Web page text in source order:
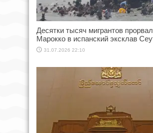
Десятки тысяч мигрантов
Марокко в испанский эксклав
31.07.2026 22:10